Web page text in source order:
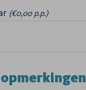
(€0,00 p.p.)